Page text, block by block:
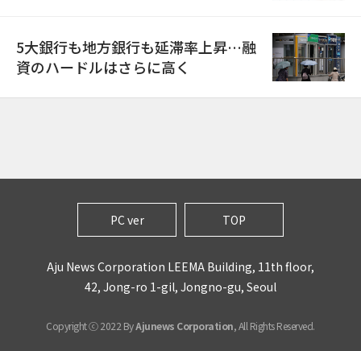
5大銀行も地方銀行も延滞率上昇…融
資のハードルはさらに高く
PC ver TOP
Aju News Corporation LEEMA Building, 11th floor,
42, Jong-ro 1-gil, Jongno-gu, Seoul
Copyright ⓒ 2022 ByAjunews Corporation, All Rights Reserved.